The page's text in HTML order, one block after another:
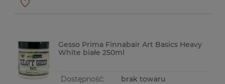
Gesso Prima Finnabair Art Basics Heavy
White białe 250ml
Dostępność: brak towaru